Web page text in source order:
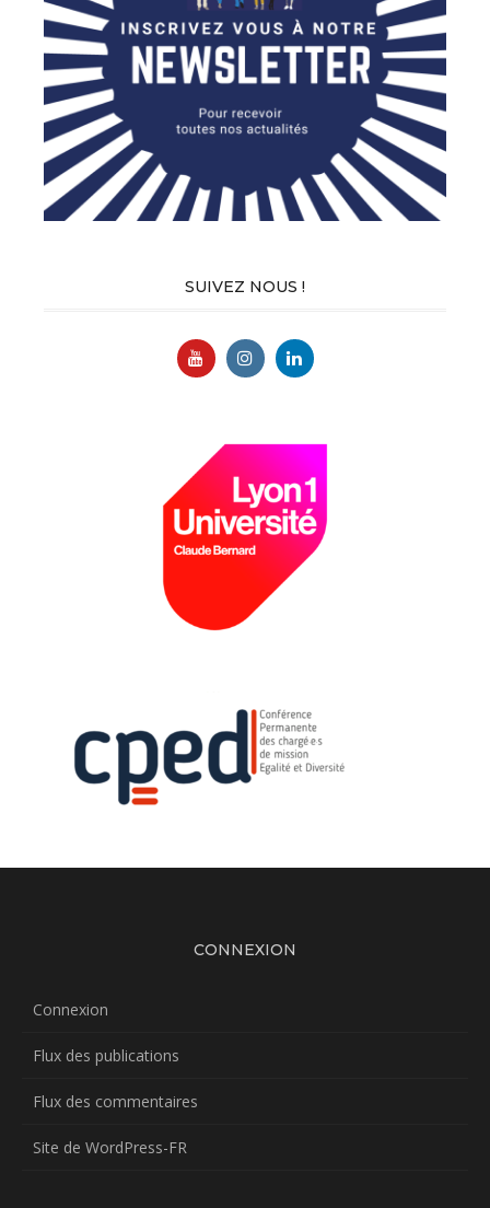
SUIVEZ NOUS !
CONNEXION
Connexion
Flux des publications
Flux des commentaires
Site de WordPress-FR